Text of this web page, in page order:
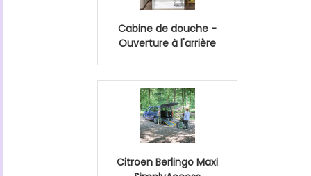
Cabine de douche -
Ouverture à l'arrière
Citroen Berlingo Maxi